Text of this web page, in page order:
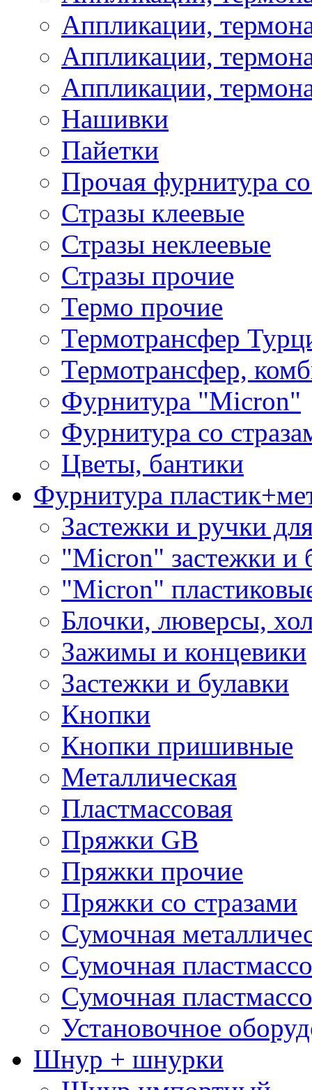
Аппликации,
Аппликации,
Аппликации,
Нашивки
Пайетки
Прочая фурнитура
Стразы клеевые
Стразы неклеевые
Стразы прочие
Термо прочие
Термотрансфер
Термотрансфер,
Фурнитура "Micron"
Фурнитура со
Цветы, бантики
Фурнитура
Застежки и ручки
"Micron" застежки и
"Micron"
Блочки, люверсы,
Зажимы и концевики
Застежки и булавки
Кнопки
Кнопки пришивные
Металлическая
Пластмассовая
Пряжки GB
Пряжки прочие
Пряжки со стразами
Сумочная
Сумочная
Сумочная
Установочное
Шнур + шнурки